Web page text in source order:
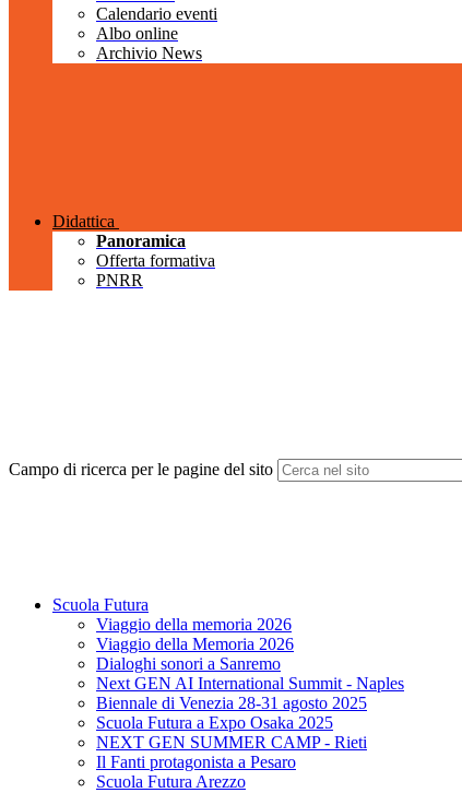
Calendario eventi
Albo online
Archivio News
Didattica
Panoramica
Offerta formativa
PNRR
Campo di ricerca per le pagine del sito
Scuola Futura
Viaggio della memoria 2026
Viaggio della Memoria 2026
Dialoghi sonori a Sanremo
Next GEN AI International Summit - Naples
Biennale di Venezia 28-31 agosto 2025
Scuola Futura a Expo Osaka 2025
NEXT GEN SUMMER CAMP - Rieti
Il Fanti protagonista a Pesaro
Scuola Futura Arezzo